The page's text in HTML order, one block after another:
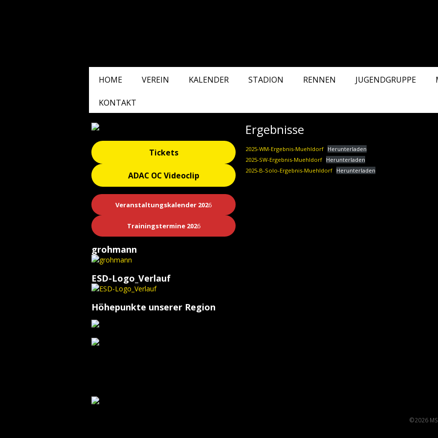
HOME VEREIN KALENDER STADION RENNEN JUGENDGRUPPE
KONTAKT
Ergebnisse
2025-WM-Ergebnis-Muehldorf Herunterladen
2025-SW-Ergebnis-Muehldorf Herunterladen
2025-B-Solo-Ergebnis-Muehldorf Herunterladen
Tickets
ADAC OC Videoclip
Veranstaltungskalender 2026
Trainingstermine 2026
grohmann
ESD-Logo_Verlauf
Höhepunkte unserer Region
©2026